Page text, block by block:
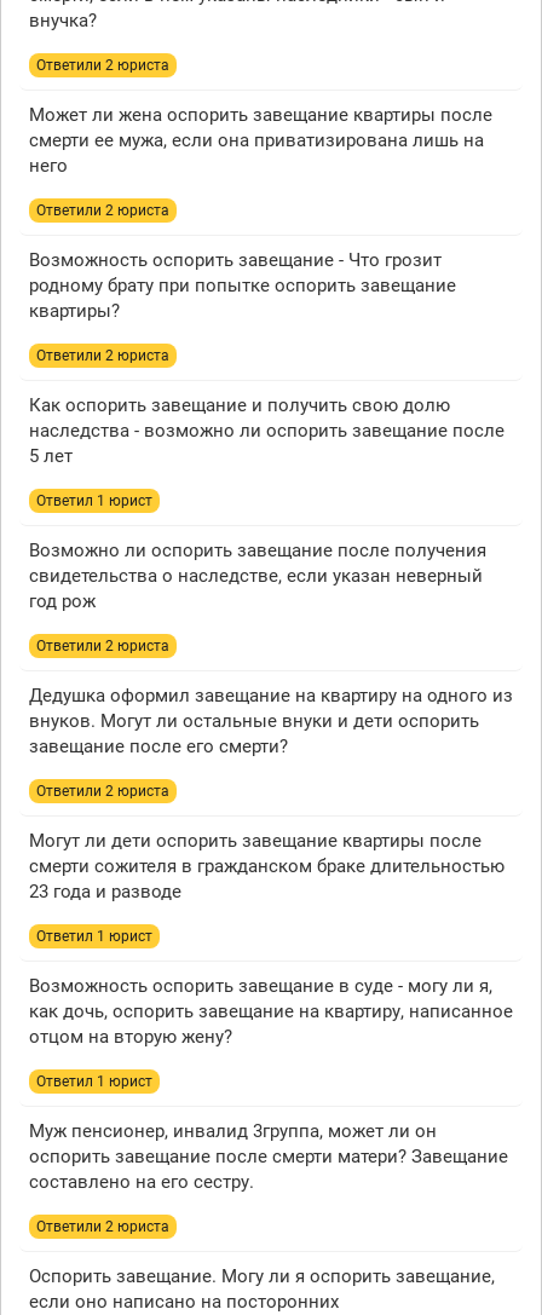
внучка?
Ответили 2 юристa
Может ли жена оспорить завещание квартиры после
смерти ее мужа, если она приватизирована лишь на
него
Ответили 2 юристa
Возможность оспорить завещание - Что грозит
родному брату при попытке оспорить завещание
квартиры?
Ответили 2 юристa
Как оспорить завещание и получить свою долю
наследства - возможно ли оспорить завещание после
5 лет
Ответил 1 юрист
Возможно ли оспорить завещание после получения
свидетельства о наследстве, если указан неверный
год рож
Ответили 2 юристa
Дедушка оформил завещание на квартиру на одного из
внуков. Могут ли остальные внуки и дети оспорить
завещание после его смерти?
Ответили 2 юристa
Могут ли дети оспорить завещание квартиры после
смерти сожителя в гражданском браке длительностью
23 года и разводе
Ответил 1 юрист
Возможность оспорить завещание в суде - могу ли я,
как дочь, оспорить завещание на квартиру, написанное
отцом на вторую жену?
Ответил 1 юрист
Муж пенсионер, инвалид 3группа, может ли он
оспорить завещание после смерти матери? Завещание
составлено на его сестру.
Ответили 2 юристa
Оспорить завещание. Могу ли я оспорить завещание,
если оно написано на посторонних